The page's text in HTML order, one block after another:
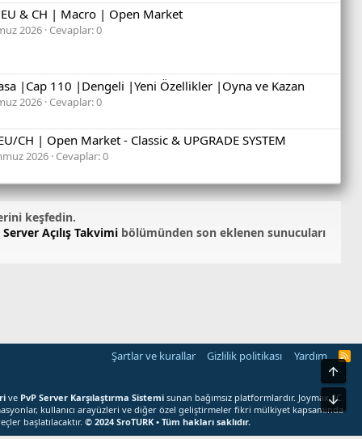
& CH | Macro | Open Market
2026 Cevaplar: 0
|Cap 110 |Dengeli |Yeni Özellikler |Oyna ve Kazan
2026 Cevaplar: 0
CH | Open Market - Classic & UPGRADE SYSTEM
2026 Cevaplar: 0
keşfedin.
Açılış Takvimi bölümünden son eklenen sunucuları
Şartlar ve kurallar Gizlilik politikası Yardım
S
R
ve PvP Server Karşılaştırma Sistemi sunan bağımsız platformlardır. Joymax, JC
kullanıcı arayüzleri ve diğer özel geliştirmeler fikri mülkiyet kapsamında
başlatılacaktır. © 2024 SroTURK • Tüm hakları saklıdır.
Alt